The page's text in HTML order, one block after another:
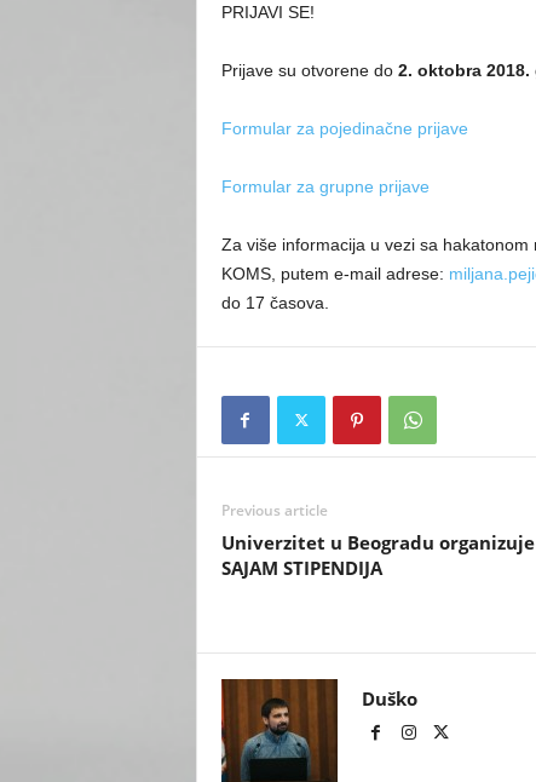
PRIJAVI SE!
Prijave su otvorene do2. oktobra 2018.
Formular za pojedinačne prijave
Formular za grupne prijave
Za više informacija u vezi sa
KOMS, putem e-mail adrese:
do 17 časova.
Previous article
Univerzitet u Beogradu
SAJAM STIPENDIJA
Duško